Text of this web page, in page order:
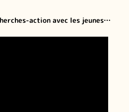
action avec les jeunes…